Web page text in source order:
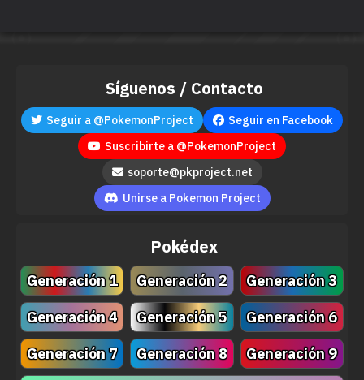
Síguenos / Contacto
Seguir a @PokemonProject
Seguir en Facebook
Suscribirte a @PokemonProject
soporte@pkproject.net
Unirse a Pokemon Project
Pokédex
Generación 1 Generación 2
Generación 3
Generación 4
Generación 5
Generación 6
Generación 7
Generación 8 Generación 9